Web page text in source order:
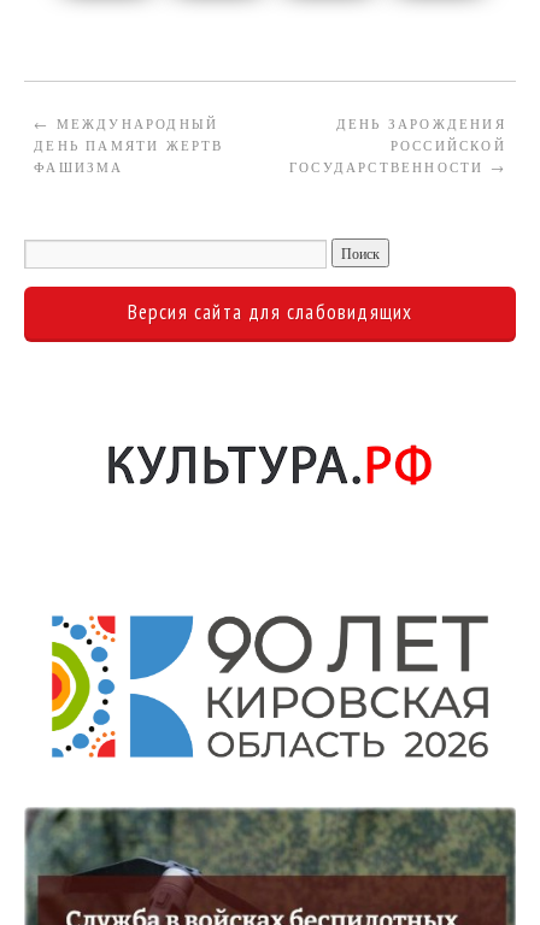
← МЕЖДУНАРОДНЫЙ
ДЕНЬ ПАМЯТИ ЖЕРТВ
ФАШИЗМА
ДЕНЬ ЗАРОЖДЕНИЯ
РОССИЙСКОЙ
ГОСУДАРСТВЕННОСТИ →
Версия сайта для слабовидящих